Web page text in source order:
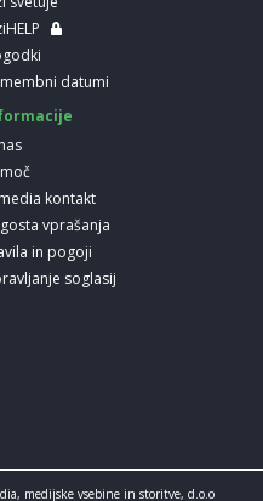
datumi
kontakt
vprašanja
in pogoji
soglasij
medijske vsebine in storitve, d.o.o